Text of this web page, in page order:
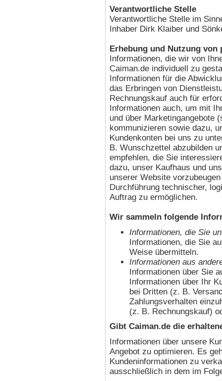
Verantwortliche Stelle
Verantwortliche Stelle im
Inhaber Dirk Klaiber und
Erhebung und Nutzung
Informationen, die wir von
Caiman.de individuell zu
Informationen für die
das Erbringen von
Rechnungskauf auch für
Informationen auch, um mit
und über Marketingangebote
kommunizieren sowie dazu,
Kundenkonten bei uns zu
B. Wunschzettel abzubilden
empfehlen, die Sie
dazu, unser Kaufhaus und
unserer Website
Durchführung technischer,
Auftrag zu ermöglichen.
Wir sammeln folgende
Informationen, die Sie
Informationen, die Sie
Weise übermitteln.
Informationen aus
Informationen über Sie
Informationen über Ihr
bei Dritten (z. B.
Zahlungsverhalten
(z. B. Rechnungskauf)
Gibt Caiman.de die
Informationen über unsere
Angebot zu optimieren. Es
Kundeninformationen zu
ausschließlich in dem im